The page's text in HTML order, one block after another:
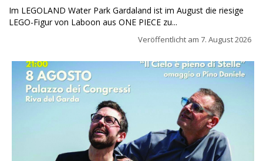
Im LEGOLAND Water Park Gardaland ist im August die riesige
LEGO-Figur von Laboon aus ONE PIECE zu...
Veröffentlicht am 7. August 2026